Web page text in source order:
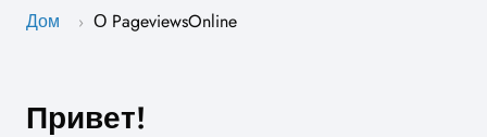
Дом › О PageviewsOnline
Привет!